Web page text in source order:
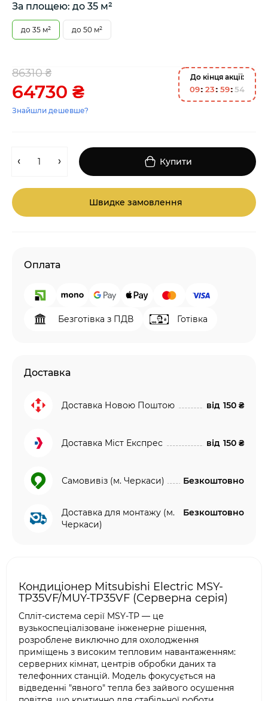
За площею: до 35 м²
до 35 м² до 50 м²
86310 ₴
64730 ₴
Знайшли дешевше?
До кінця акції:
09 23 59 54
Купити
Швидке замовлення
Оплата
Безготівка з ПДВ Готівка
Доставка
Доставка Новою Поштою від 150 ₴
Доставка Міст Експрес від 150 ₴
Самовивіз (м. Черкаси) Безкоштовно
Доставка для монтажу (м.
Черкаси)
Безкоштовно
Кондиціонер Mitsubishi Electric MSY-
TP35VF/MUY-TP35VF (Серверна серія)
Спліт-система серії MSY-TP — це
вузькоспеціалізоване інженерне рішення,
розроблене виключно для охолодження
приміщень з високим тепловим навантаженням:
серверних кімнат, центрів обробки даних та
телефонних станцій. Модель фокусується на
відведенні "явного" тепла без зайвого осушення